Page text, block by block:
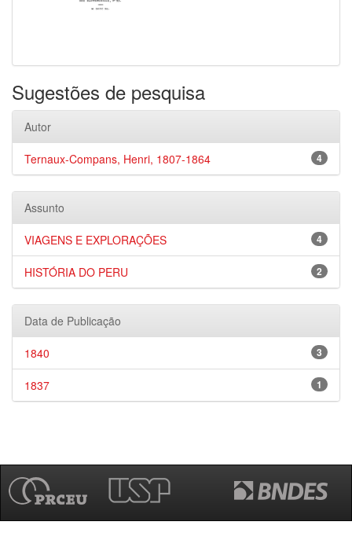
Sugestões de pesquisa
Autor
4
Ternaux-Compans, Henri, 1807-1864
Assunto
4
VIAGENS E EXPLORAÇÕES
2
HISTÓRIA DO PERU
Data de Publicação
3
1840
1
1837